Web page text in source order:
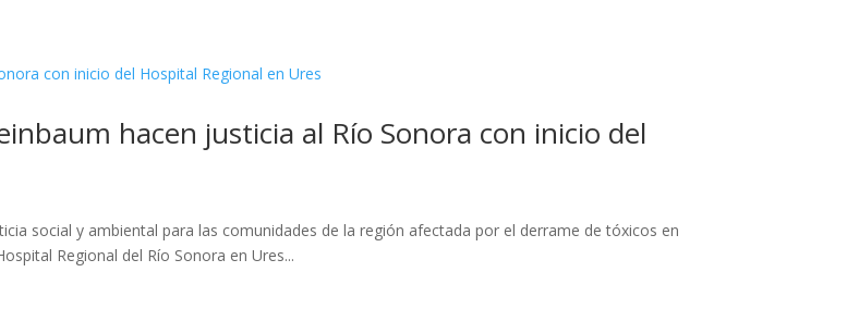
hacen justicia al Río Sonora con inicio del
social y ambiental para las comunidades de la región afectada por el derrame de tóxicos en
Regional del Río Sonora en Ures...